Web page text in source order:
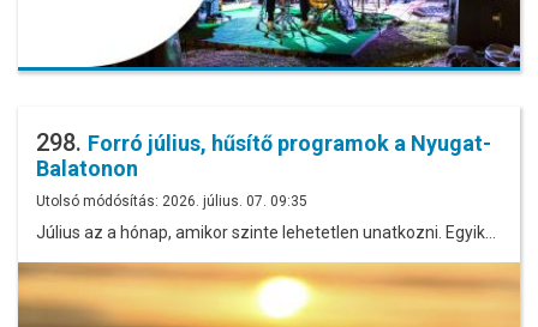
298. Forró július, hűsítő programok a Nyugat-
Balatonon
Utolsó módósítás: 2026. július. 07. 09:35
Július az a hónap, amikor szinte lehetetlen unatkozni. Egyik…